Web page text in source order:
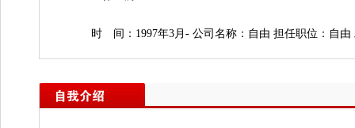
时 间：1997年3月- 公司名称：自由 担任职位：自